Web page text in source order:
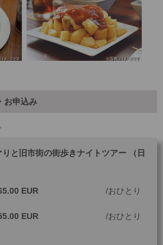
お申込み
と旧市街の街歩きナイトツアー （日
EUR おひとり
EUR おひとり